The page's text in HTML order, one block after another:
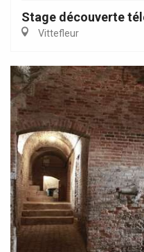
Stage découverte
Vittefleur